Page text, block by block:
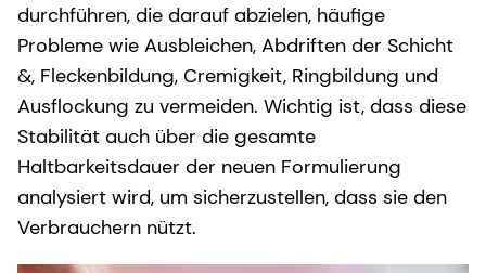
durchführen, die darauf abzielen, häufige
Probleme wie Ausbleichen, Abdriften der Schicht
&, Fleckenbildung, Cremigkeit, Ringbildung und
Ausflockung zu vermeiden. Wichtig ist, dass diese
Stabilität auch über die gesamte
Haltbarkeitsdauer der neuen Formulierung
analysiert wird, um sicherzustellen, dass sie den
Verbrauchern nützt.